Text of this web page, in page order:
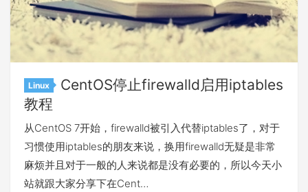
Linux
CentOS停止firewalld启用iptables
教程
从CentOS 7开始，firewalld被引入代替iptables了，对于
习惯使用iptables的朋友来说，换用firewalld无疑是非常
麻烦并且对于一般的人来说都是没有必要的，所以今天小
站就跟大家分享下在Cent…